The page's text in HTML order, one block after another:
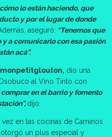
lo están haciendo, que
y por el lugar de donde
aseguró: “Tenemos que
a comunicarlo con esa pasión
acá”.
dio una
al Vino Tinto con
en el barrio y fomento
dijo.
en las cocinas de Caminos
un plus especial y